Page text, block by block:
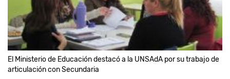
El Ministerio de Educación destacó a la UNSAdA por su trabajo de
articulación con Secundaria